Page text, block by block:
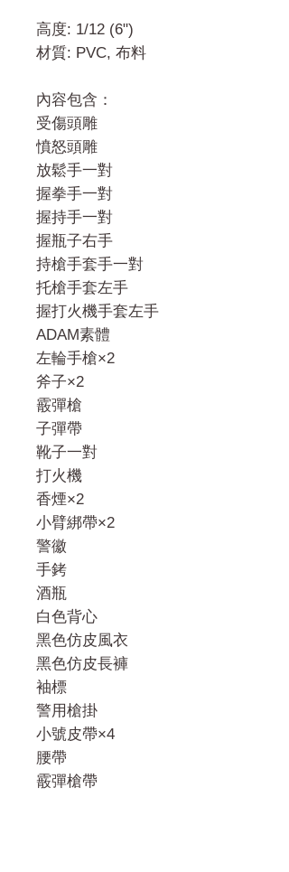
高度: 1/12 (6")
材質: PVC, 布料
內容包含：
受傷頭雕
憤怒頭雕
放鬆手一對
握拳手一對
握持手一對
握瓶子右手
持槍手套手一對
托槍手套左手
握打火機手套左手
ADAM素體
左輪手槍×2
斧子×2
霰彈槍
子彈帶
靴子一對
打火機
香煙×2
小臂綁帶×2
警徽
手銬
酒瓶
白色背心
黑色仿皮風衣
黑色仿皮長褲
袖標
警用槍掛
小號皮帶×4
腰帶
霰彈槍帶